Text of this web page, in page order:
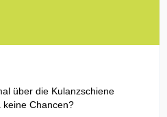
über die Kulanzschiene
Chancen?